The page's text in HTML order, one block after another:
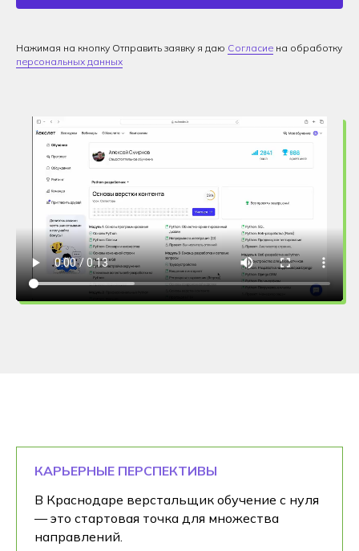
Нажимая на кнопку Отправить заявку я даю Согласие на обработку
персональных данных
КАРЬЕРНЫЕ ПЕРСПЕКТИВЫ
В Краснодаре верстальщик обучение с нуля
— это стартовая точка для множества
направлений.